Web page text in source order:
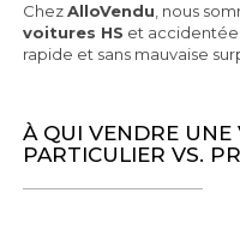
ChezAlloVendu, nous
voitures HS et
rapide et sans mauvaise
À QUI VENDRE
PARTICULIER VS.